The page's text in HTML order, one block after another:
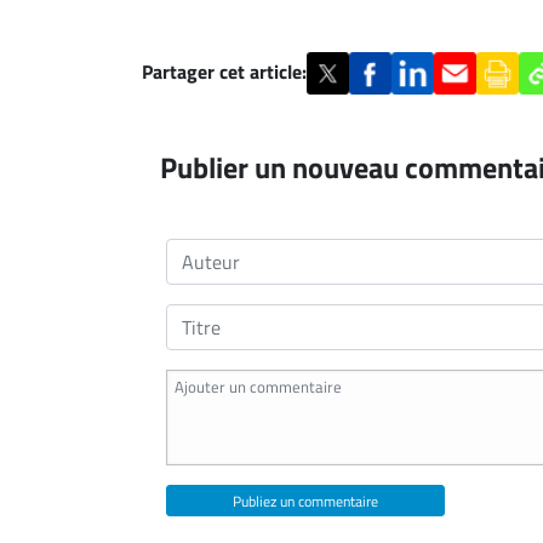
Partager cet article:
Publier un nouveau
Publiez un commentaire